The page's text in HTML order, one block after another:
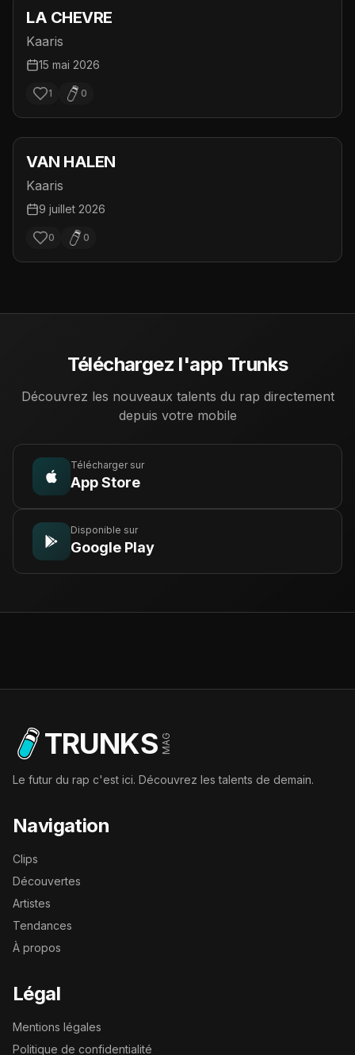
LA CHEVRE
Kaaris
15 mai 2026
1 0
VAN HALEN
Kaaris
9 juillet 2026
0 0
Téléchargez l'app Trunks
Découvrez les nouveaux talents du rap directement
depuis votre mobile
Télécharger sur
App Store
Disponible sur
Google Play
TRUNKS MAG
Le futur du rap c'est ici. Découvrez les talents de demain.
Navigation
Clips
Découvertes
Artistes
Tendances
À propos
Légal
Mentions légales
Politique de confidentialité